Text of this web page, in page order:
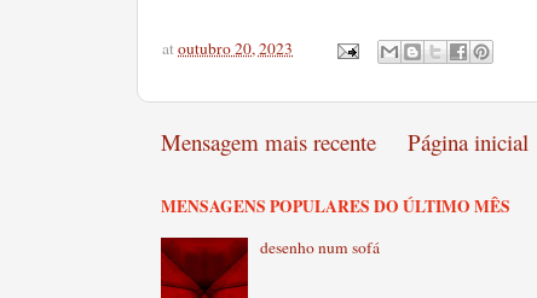
atoutubro 20, 2023
Mensagem mais recente Página inicial
MENSAGENS POPULARES DO ÚLTIMO MÊS
desenho num sofá